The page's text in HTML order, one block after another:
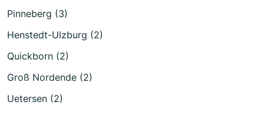
Pinneberg (3)
Henstedt-Ulzburg (2)
Quickborn (2)
Groß Nordende (2)
Uetersen (2)